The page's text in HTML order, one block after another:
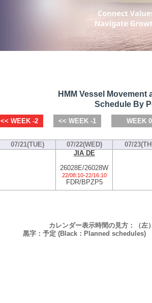
HMM Vessel Movement
Schedule By
<< WEEK -2 << WEEK -1 WEEK 0
07/21(TUE) 07/22(WED) 07/
JIA DE
26028E/26028W
22/08:10-22/16:10
FDR/BPZP5
カレンダー表示時間の見方：（左
黒字：予定 (Black：Planned schedules)